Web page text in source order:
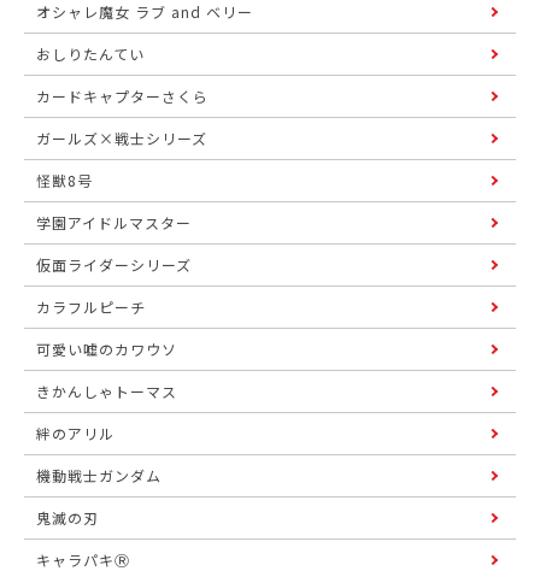
オシャレ魔女 ラブ and ベリー
おしりたんてい
カードキャプターさくら
ガールズ×戦士シリーズ
怪獣8号
学園アイドルマスター
仮面ライダーシリーズ
カラフルピーチ
可愛い嘘のカワウソ
きかんしゃトーマス
絆のアリル
機動戦士ガンダム
鬼滅の刃
キャラパキⓇ